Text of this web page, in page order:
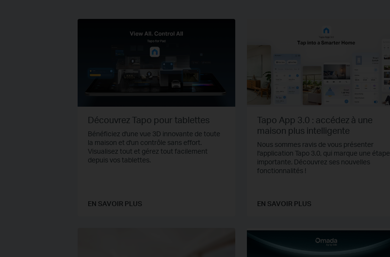
Découvrez Tapo pour tablettes
Bénéficiez d'une vue 3D innovante de toute
la maison et d'un contrôle sans effort.
Visualisez tout et gérez tout facilement
depuis vos tablettes.
EN SAVOIR PLUS
Tapo App 3.0 : accédez à une
maison plus intelligente
Nous sommes ravis de vous présenter
l'application Tapo 3.0, qui marque une étape
importante. Découvrez ses nouvelles
fonctionnalités !
EN SAVOIR PLUS